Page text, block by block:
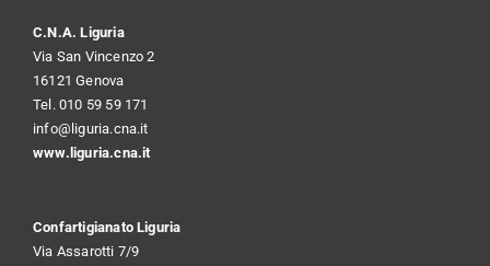
C.N.A. Liguria
Via San Vincenzo 2
16121 Genova
Tel. 010 59 59 171
info@liguria.cna.it
www.liguria.cna.it
Confartigianato Liguria
Via Assarotti 7/9